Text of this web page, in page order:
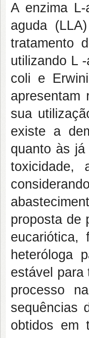
A enzima L-
aguda
tratamento
utilizando L
coli e
apresentam
sua
existe a
quanto às
toxicidade,
proposta de
eucariótica,
heteróloga
estável para
processo
sequências
obtidos em